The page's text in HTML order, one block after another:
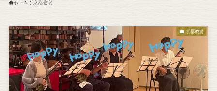
ホーム 京都教室
京都教室